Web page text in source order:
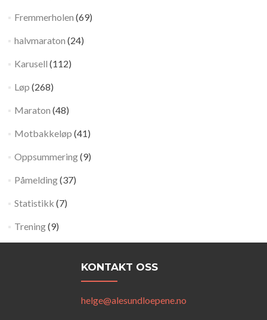
Fremmerholen (69)
halvmaraton (24)
Karusell (112)
Løp (268)
Maraton (48)
Motbakkeløp (41)
Oppsummering(9)
Påmelding(37)
Statistikk (7)
Trening(9)
KONTAKT OSS
helge@alesundloepene.no